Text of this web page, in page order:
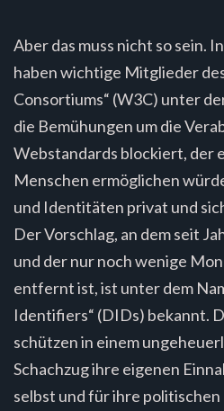
Aber das muss nicht so sein.
haben wichtige Mitglieder
Consortiums“ (W3C) unter
die Bemühungen um die
Webstandards blockiert, der
Menschen ermöglichen
und Identitäten privat und
Der Vorschlag, an dem seit
und der nur noch wenige
entfernt ist, ist unter dem
Identifiers“ (DIDs) bekannt.
schützen in einem
Schachzug ihre eigenen
selbst und für ihre